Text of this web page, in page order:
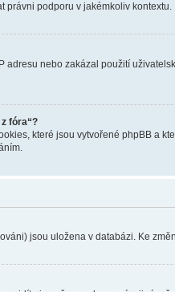
právni podporu v jakémkoliv kontextu.
adresu nebo zakázal použití
fóra“?
které jsou vytvořené phpBB a
jsou uložena v databázi. Ke